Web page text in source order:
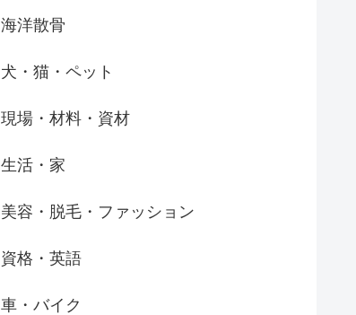
海洋散骨
犬・猫・ペット
現場・材料・資材
生活・家
美容・脱毛・ファッション
資格・英語
車・バイク